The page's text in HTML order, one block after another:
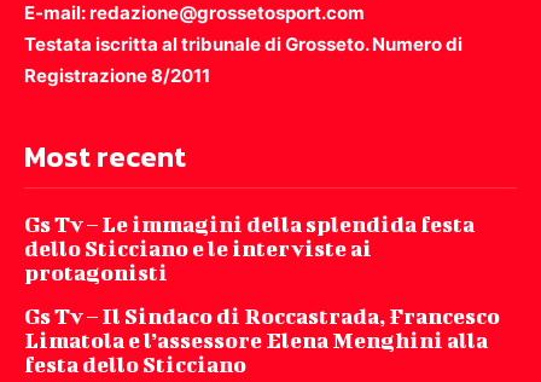
E-mail: redazione@grossetosport.com
Testata iscritta al tribunale di Grosseto. Numero di
Registrazione 8/2011
Most recent
Gs Tv – Le immagini della splendida festa
dello Sticciano e le interviste ai
protagonisti
Gs Tv – Il Sindaco di Roccastrada, Francesco
Limatola e l’assessore Elena Menghini alla
festa dello Sticciano